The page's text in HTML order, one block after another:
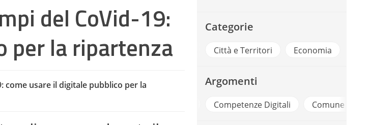
del CoVid-19:
per la ripartenza
come usare il digitale pubblico per la
Categorie
Città e Territori Economia
Argomenti
Comune Di Firenze